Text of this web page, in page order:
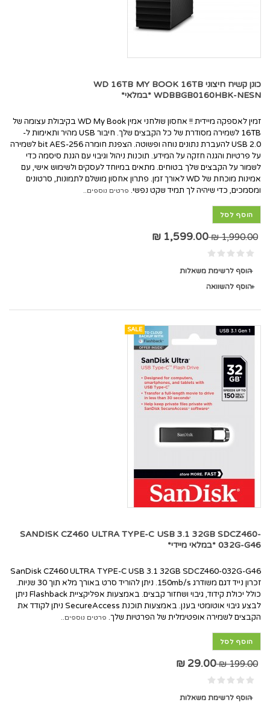
כונן קשיח חיצוני WD 16TB MY BOOK 16TB
WDBBGB0160HBK-NESN *במלאי*
זמין לאספקה מיידית !! אחסון שולחני אמין WD My Book בקיבולת עצומה של
16TB לשמירה מסודרת של כל הקבצים שלך. חיבור USB מהיר ותאימות ל-
USB 2.0 להעברת נתונים נוחה ופשוטה. הצפנת חומרה 256-bit AES לשמירה
על פרטיות והגנה חזקה על המידע. תוכנות ניהול וגיבוי עם הגנת סיסמה כדי
לשמור על הקבצים שלך בטוחים. מתאים במיוחד לעסקים ולשימוש אישי, עם
אמינות מוכחת של WD לאורך זמן. פתרון אחסון מושלם לתמונות, סרטונים
ומסמכים, כדי שיהיה לך תמיד שקט נפשי. פרטים נוספים..
הוסף לסל
1,990.00 ₪
1,599.00 ₪
הוסף לרשימת משאלות
הוסף להשוואה
SALE
SANDISK CZ460 ULTRA TYPE-C USB 3.1 32GB SDCZ460-
032G-G46 *במלאי מיידי*
SanDisk CZ460 ULTRA TYPE-C USB 3.1 32GB SDCZ460-032G-G46
זכרון נייד דגם משודרג 150mb/s. ניתן להוריד סרט באורך מלא תוך 30 שניות.
כולל יכולת קידוד, גיבוי ושחזור קבצים. באמצעות אפליקציית Flashback ניתן
לבצע גיבוי אוטומטי בענן. באמצעות תוכנת SecureAccess ניתן לקודד את
הקבצים לשמירה אופטימלית של הפרטיות שלך. פרטים נוספים..
הוסף לסל
199.00 ₪
29.00 ₪
הוסף לרשימת משאלות